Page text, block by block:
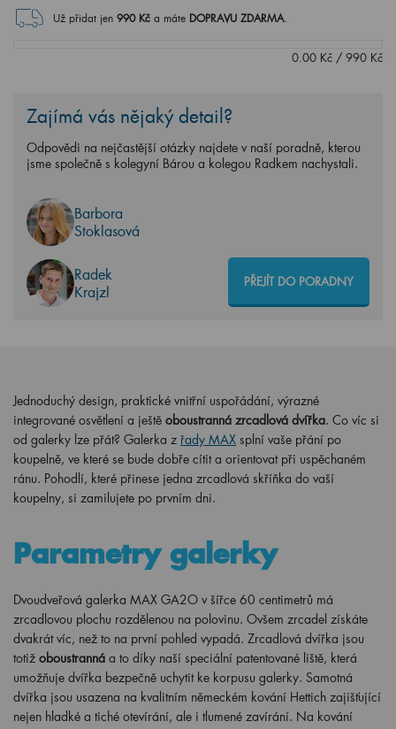
Už přidat jen 990Kč a máte DOPRAVU ZDARMA.
0.00 Kč / 990 Kč
Zajímá vás nějaký detail?
Odpovědi na nejčastější otázky najdete v naší poradně, kterou
jsme společně s kolegyní Bárou a kolegou Radkem nachystali.
Barbora
Stoklasová
Radek
Krajzl
PŘEJÍT DO PORADNY
Jednoduchý design, praktické vnitřní uspořádání, výrazné
integrované osvětlení a ještě oboustranná zrcadlová dvířka. Co víc si
od galerky lze přát? Galerka z řady MAX splní vaše přání po
koupelně, ve které se bude dobře cítit a orientovat při uspěchaném
ránu. Pohodlí, které přinese jedna zrcadlová skříňka do vaší
koupelny, si zamilujete po prvním dni.
Parametry galerky
Dvoudveřová galerka MAX GA2O v šířce 60 centimetrů má
zrcadlovou plochu rozdělenou na polovinu. Ovšem zrcadel získáte
dvakrát víc, než to na první pohled vypadá. Zrcadlová dvířka jsou
totiž oboustranná a to díky naší speciální patentované liště, která
umožňuje dvířka bezpečně uchytit ke korpusu galerky. Samotná
dvířka jsou usazena na kvalitním německém kování Hettich zajišťující
nejen hladké a tiché otevírání, ale i tlumené zavírání. Na kování